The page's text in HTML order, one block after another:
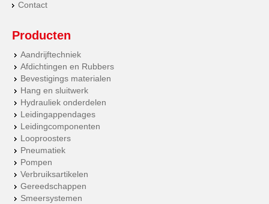
Contact
Producten
Aandrijftechniek
Afdichtingen en Rubbers
Bevestigings materialen
Hang en sluitwerk
Hydrauliek onderdelen
Leidingappendages
Leidingcomponenten
Looproosters
Pneumatiek
Pompen
Verbruiksartikelen
Gereedschappen
Smeersystemen